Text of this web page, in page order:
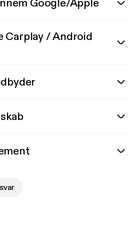
Google/Apple
Carplay / Android